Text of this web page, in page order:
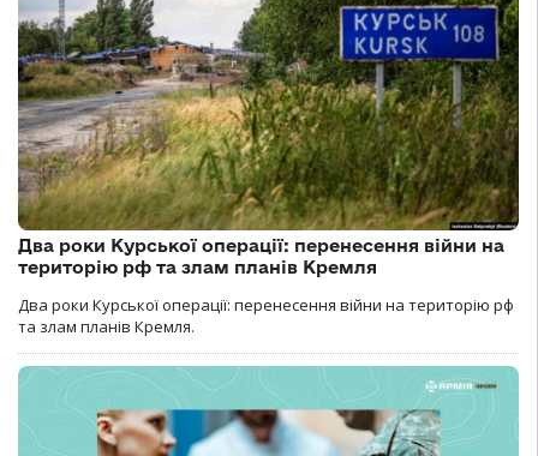
Два роки Курської операції: перенесення війни на
територію рф та злам планів Кремля
Два роки Курської операції: перенесення війни на територію рф
та злам планів Кремля.